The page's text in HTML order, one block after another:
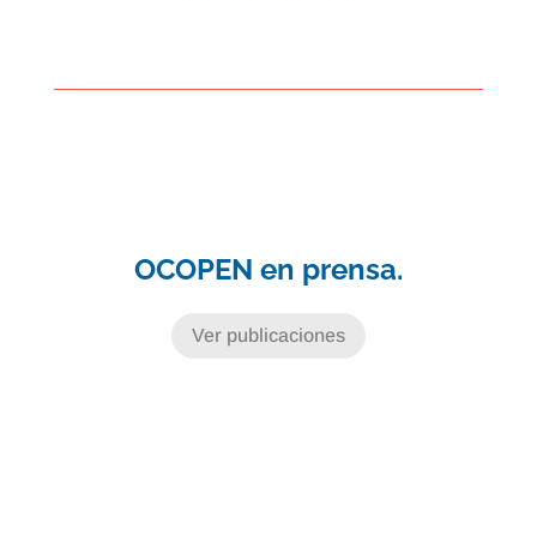
OCOPEN en prensa.
Ver publicaciones